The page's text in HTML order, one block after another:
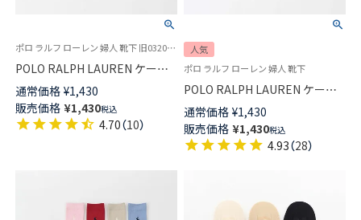
ポロ ラルフ ローレン 婦人 靴下 旧03207858
POLO RALPH LAUREN ケーブ
ル柄 フロント刺繍 オーガニッ
クコットン混 スニーカー丈 ソ
ックス レディース 03207868
通常価格 ¥1,430
販売価格 ¥1,430税込
4.70（10）
人気
ポロ ラルフ ローレン 婦人 靴下
POLO RALPH LAUREN ケーブ
ル柄 ワンポイント ショート丈
ソックス オーガニックコットン
混 レディース 03207386
通常価格 ¥1,430
販売価格 ¥1,430税込
4.93（28）